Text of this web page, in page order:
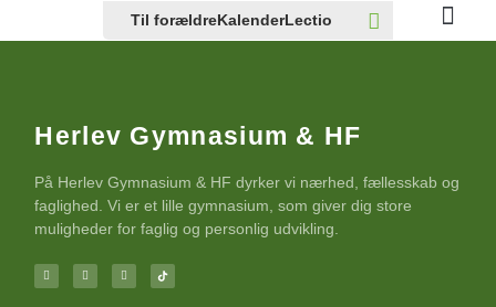
Til forældreKalenderLectio
Herlev Gymnasium & HF
På Herlev Gymnasium & HF dyrker vi nærhed, fællesskab og
faglighed. Vi er et lille gymnasium, som giver dig store
muligheder for faglig og personlig udvikling.